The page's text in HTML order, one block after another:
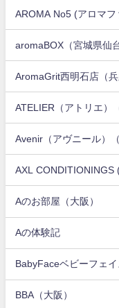
AROMA No5 (アロマフ
aromaBOX（宮城県仙
AromaGrit西明石店（兵
ATELIER（アトリエ）
Avenir（アヴニール）
AXL CONDITIONINGS
Aのお部屋（大阪）
Aの体験記
BabyFaceベビーフェイ
BBA（大阪）